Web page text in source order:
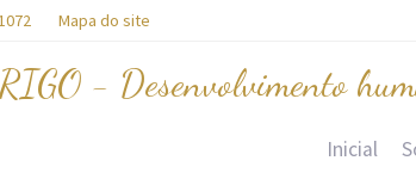
Mapa do site
- Desenvolvimento
Inicial